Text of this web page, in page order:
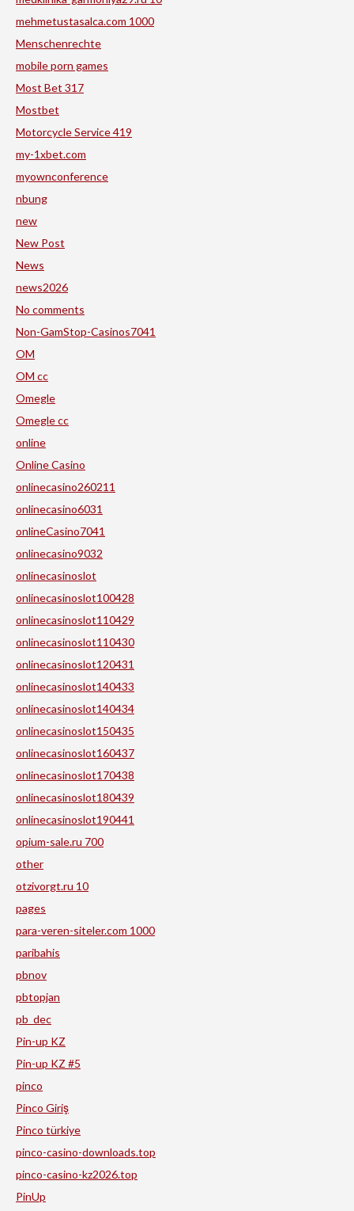
mehmetustasalca.com 1000
Menschenrechte
mobile porn games
Most Bet 317
Mostbet
Motorcycle Service 419
my-1xbet.com
myownconference
nbung
new
New Post
News
news2026
No comments
Non-GamStop-Casinos7041
OM
OM cc
Omegle
Omegle cc
online
Online Casino
onlinecasino260211
onlinecasino6031
onlineCasino7041
onlinecasino9032
onlinecasinoslot
onlinecasinoslot100428
onlinecasinoslot110429
onlinecasinoslot110430
onlinecasinoslot120431
onlinecasinoslot140433
onlinecasinoslot140434
onlinecasinoslot150435
onlinecasinoslot160437
onlinecasinoslot170438
onlinecasinoslot180439
onlinecasinoslot190441
opium-sale.ru 700
other
otzivorgt.ru 10
pages
para-veren-siteler.com 1000
paribahis
pbnov
pbtopjan
pb_dec
Pin-up KZ
Pin-up KZ #5
pinco
Pinco Giriş
Pinco türkiye
pinco-casino-downloads.top
pinco-casino-kz2026.top
PinUp